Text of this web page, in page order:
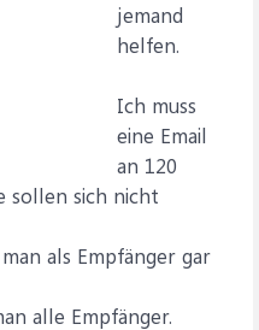
jemand
helfen.
Ich muss
eine Email
an 120
sollen sich nicht
als Empfänger gar
alle Empfänger.